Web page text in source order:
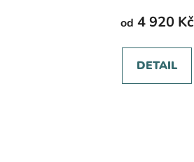
od 4 920 Kč
DETAIL